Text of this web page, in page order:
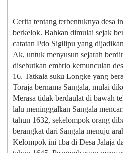
Cerita tentang terbentuknya desa
berkelok. Bahkan dimulai sejak
catatan Pdo Sigilipu yang
Ak, untuk menyusun sejarah
disebutkan embrio kemunculan
16. Tatkala suku Longke yang
Toraja bernama Sangala, mulai
Merasa tidak berdaulat di bawah
lalu meninggalkan Sangala
tahun 1632, sekelompok orang
berangkat dari Sangala menuju
Kelompok ini tiba di Desa Jalaja